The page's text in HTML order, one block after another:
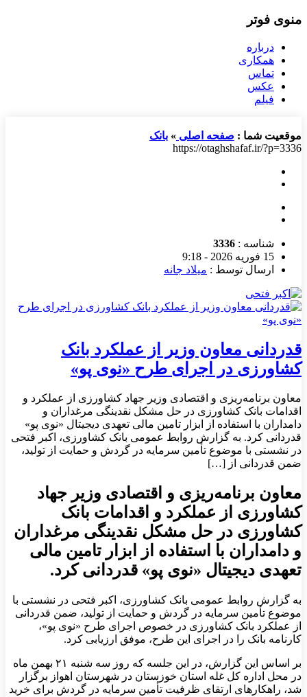
منوی فوتر
درباره
همکاری
تماس
عکس
فیلم
موقعیت شما : صفحه اصلی » بانک
https://otaghshafaf.ir/?p=3336
شناسه : 3336
15 فوریه 2026 - 9:18
ارسال توسط : میلاد جانه
قدردانی معاون وزیر از عملکرد بانک
کشاورزی در اجرای طرح «نوی پو»
معاون برنامه‌ریزی و اقتصادی وزیر جهاد کشاورزی از عملکرد و
اقدامات بانک کشاورزی در حل مشکل نقدینگی مرغداران و
دامداران با استفاده از ابزار تامین مالی تعهدی دیجیتال «نوی پو»
قدردانی کرد. به گزارش روابط عمومی بانک کشاورزی، اکبر فتحی
در نشستی با موضوع تأمین سرمایه در گردش و حمایت از تولید،
ضمن قدردانی از […]
معاون برنامه‌ریزی و اقتصادی وزیر جهاد
کشاورزی از عملکرد و اقدامات بانک
کشاورزی در حل مشکل نقدینگی مرغداران
و دامداران با استفاده از ابزار تامین مالی
تعهدی دیجیتال «نوی پو» قدردانی کرد.
به گزارش روابط عمومی بانک کشاورزی، اکبر فتحی در نشستی با
موضوع تأمین سرمایه در گردش و حمایت از تولید، ضمن قدردانی
از عملکرد بانک کشاورزی در خصوص اجرای طرح «نوی پو»،
کارنامه بانک را در اجرای این طرح، موفق ارزیابی کرد.
بر اساس این گزارش، در این جلسه که روز سه شنبه ۲۱ بهمن ماه
در محل اداره کل غله استان خوزستان در شهرستان اهواز برگزار
شد، راهکارهای ارتقای ظرفیت تأمین سرمایه در گردش برای خرید